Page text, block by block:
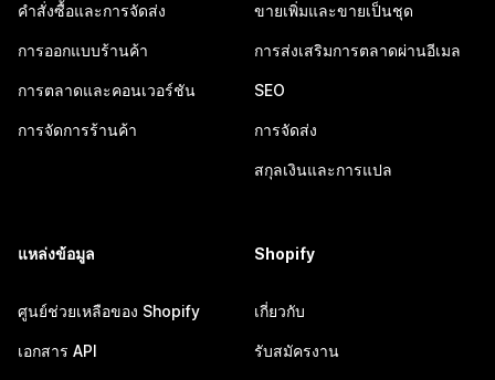
คำสั่งซื้อและการจัดส่ง
การออกแบบร้านค้า
การตลาดและคอนเวอร์ชัน
การจัดการร้านค้า
ขายเพิ่มและขายเป็นชุด
การส่งเสริมการตลาดผ่านอีเมล
SEO
การจัดส่ง
สกุลเงินและการแปล
แหล่งข้อมูล
ศูนย์ช่วยเหลือของ Shopify
เอกสาร API
Shopify
เกี่ยวกับ
รับสมัครงาน